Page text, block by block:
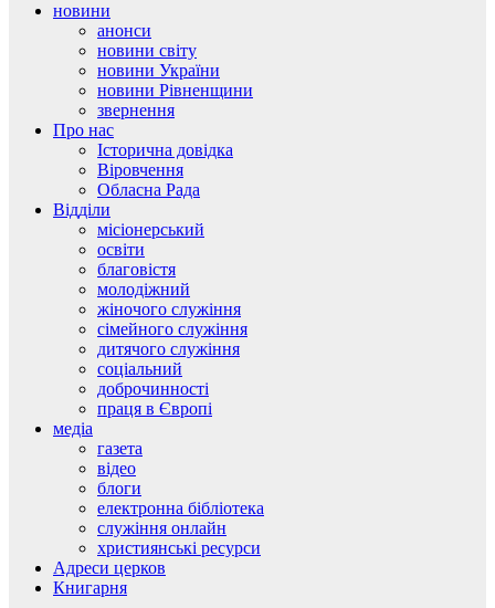
новини
анонси
новини світу
новини України
новини Рівненщини
звернення
Про нас
Історична довідка
Віровчення
Обласна Рада
Відділи
місіонерський
освіти
благовістя
молодіжний
жіночого служіння
сімейного служіння
дитячого служіння
соціальний
доброчинності
праця в Європі
медіа
газета
відео
блоги
електронна бібліотека
служіння онлайн
християнські ресурси
Адреси церков
Книгарня